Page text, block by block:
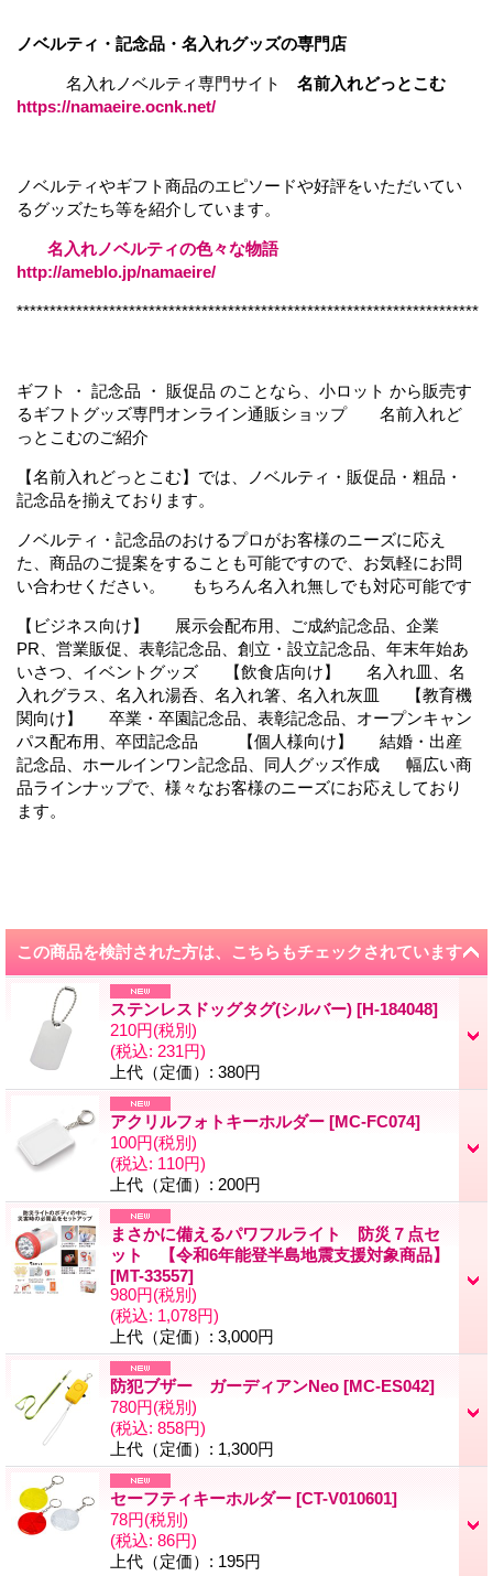
ノベルティ・記念品・名入れグッズの専門店
名入れノベルティ専門サイト 名前入れどっとこむ
https://namaeire.ocnk.net/
ノベルティやギフト商品のエピソードや好評をいただいてい
るグッズたち等を紹介しています。
名入れノベルティの色々な物語
http://ameblo.jp/namaeire/
**********************************************************************
ギフト ・ 記念品 ・ 販促品 のことなら、小ロット から販売す
るギフトグッズ専門オンライン通販ショップ 名前入れど
っとこむのご紹介
【名前入れどっとこむ】では、ノベルティ・販促品・粗品・
記念品を揃えております。
ノベルティ・記念品のおけるプロがお客様のニーズに応え
た、商品のご提案をすることも可能ですので、お気軽にお問
い合わせください。 もちろん名入れ無しでも対応可能です
【ビジネス向け】 展示会配布用、ご成約記念品、企業
PR、営業販促、表彰記念品、創立・設立記念品、年末年始あ
いさつ、イベントグッズ 【飲食店向け】 名入れ皿、名
入れグラス、名入れ湯呑、名入れ箸、名入れ灰皿 【教育機
関向け】 卒業・卒園記念品、表彰記念品、オープンキャン
パス配布用、卒団記念品 【個人様向け】 結婚・出産
記念品、ホールインワン記念品、同人グッズ作成 幅広い商
品ラインナップで、様々なお客様のニーズにお応えしており
ます。
この商品を検討された方は、こちらもチェックされています
ステンレスドッグタグ(シルバー) [H-184048]
210円(税別)
(税込: 231円)
上代（定価） : 380円
アクリルフォトキーホルダー [MC-FC074]
100円(税別)
(税込: 110円)
上代（定価） : 200円
まさかに備えるパワフルライト 防災７点セ
ット 【令和6年能登半島地震支援対象商品】
[MT-33557]
980円(税別)
(税込: 1,078円)
上代（定価） : 3,000円
防犯ブザー ガーディアンNeo [MC-ES042]
780円(税別)
(税込: 858円)
上代（定価） : 1,300円
セーフティキーホルダー [CT-V010601]
78円(税別)
(税込: 86円)
上代（定価） : 195円